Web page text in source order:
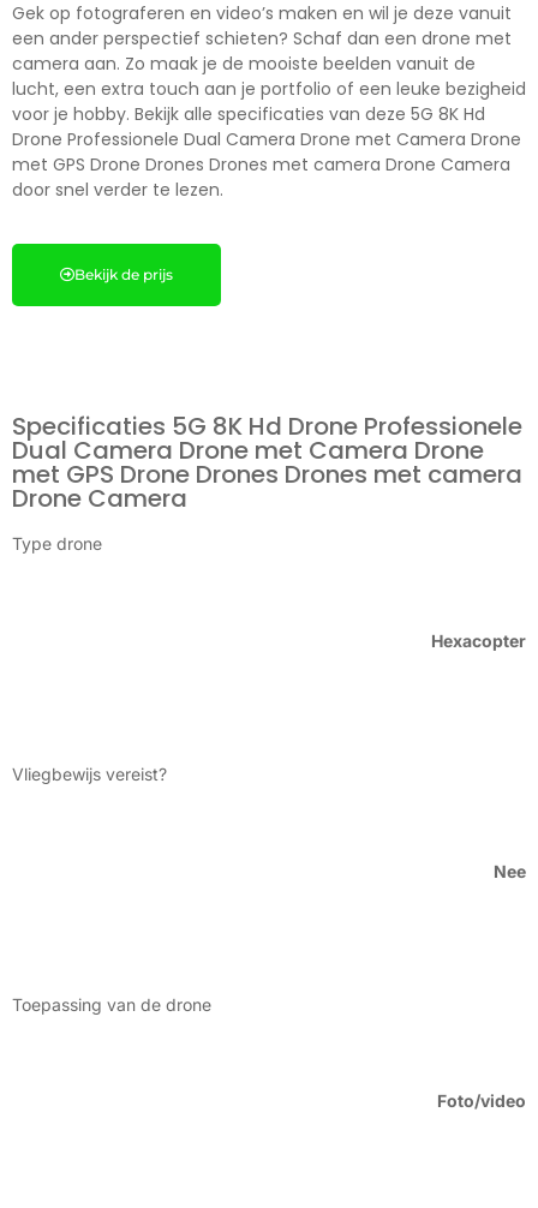
Gek op fotograferen en video’s maken en wil je deze vanuit
een ander perspectief schieten? Schaf dan een drone met
camera aan. Zo maak je de mooiste beelden vanuit de
lucht, een extra touch aan je portfolio of een leuke bezigheid
voor je hobby. Bekijk alle specificaties van deze 5G 8K Hd
Drone Professionele Dual Camera Drone met Camera Drone
met GPS Drone Drones Drones met camera Drone Camera
door snel verder te lezen.
Bekijk de prijs
Specificaties 5G 8K Hd Drone Professionele
Dual Camera Drone met Camera Drone
met GPS Drone Drones Drones met camera
Drone Camera
Type drone
Hexacopter
Vliegbewijs vereist?
Nee
Toepassing van de drone
Foto/video